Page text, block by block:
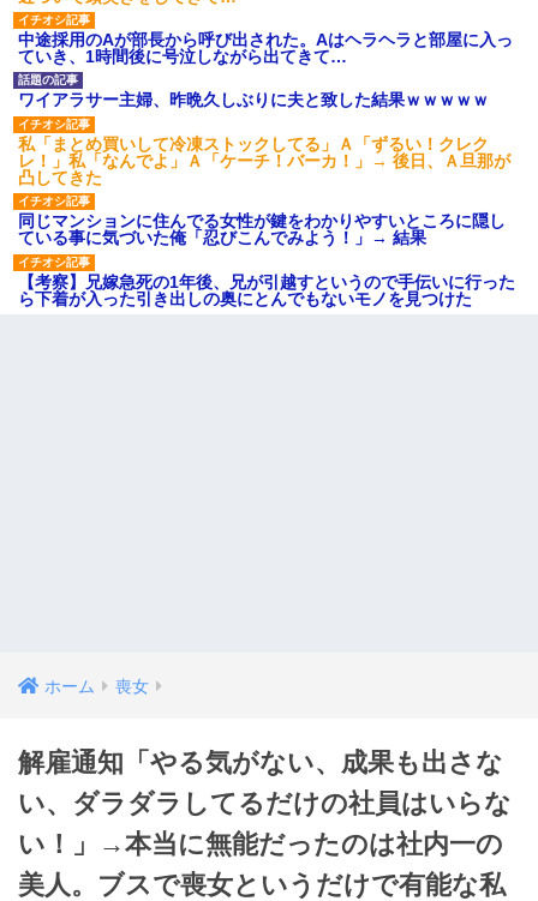
中途採用のAが部長から呼び出された。Aはヘラヘラと部屋に入っ
ていき、1時間後に号泣しながら出てきて…
ワイアラサー主婦、昨晩久しぶりに夫と致した結果ｗｗｗｗｗ
私「まとめ買いして冷凍ストックしてる」Ａ「ずるい！クレク
レ！」私「なんでよ」Ａ「ケーチ！バーカ！」→ 後日、Ａ旦那が
凸してきた
同じマンションに住んでる女性が鍵をわかりやすいところに隠し
ている事に気づいた俺「忍びこんでみよう！」→ 結果
【考察】兄嫁急死の1年後、兄が引越すというので手伝いに行った
ら下着が入った引き出しの奥にとんでもないモノを見つけた
ホーム 喪女
解雇通知「やる気がない、成果も出さな
い、ダラダラしてるだけの社員はいらな
い！」→本当に無能だったのは社内一の
美人。ブスで喪女というだけで有能な私